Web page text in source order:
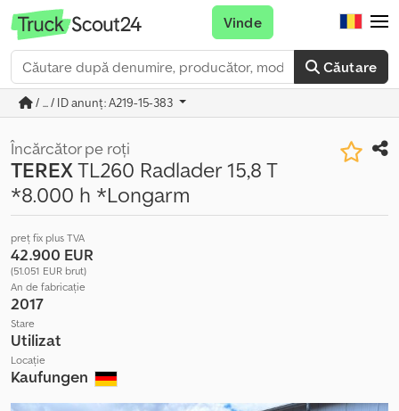
Căutare
Vinde
/ ... / ID anunț: A219-15-383
Încărcător pe roți
TEREXTL260 Radlader 15,8 T
*8.000 h *Longarm
preț fix plus TVA
42.900 EUR
(51.051 EUR brut)
An de fabricație
2017
Stare
Utilizat
Locație
Kaufungen